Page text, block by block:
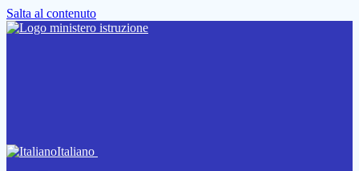
Salta al contenuto
Italiano